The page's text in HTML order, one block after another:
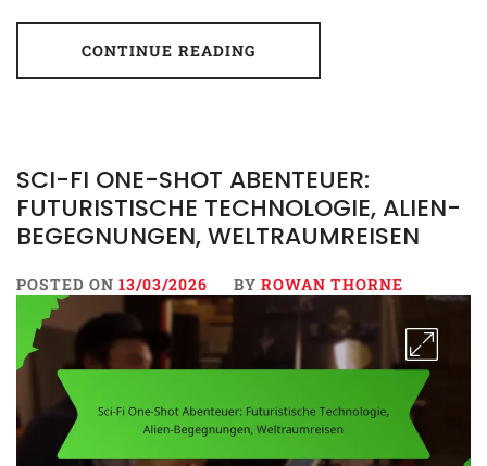
CONTINUE READING
SCI-FI ONE-SHOT ABENTEUER:
FUTURISTISCHE TECHNOLOGIE, ALIEN-
BEGEGNUNGEN, WELTRAUMREISEN
POSTED ON 13/03/2026 BY ROWAN THORNE